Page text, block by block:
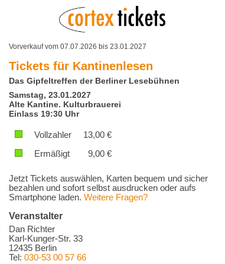
Vorverkauf vom 07.07.2026 bis 23.01.2027
Tickets für Kantinenlesen
Das Gipfeltreffen der Berliner Lesebühnen
Samstag, 23.01.2027
Alte Kantine. Kulturbrauerei
Einlass 19:30 Uhr
Vollzahler 13,00 €
Ermäßigt
9,00 €
Jetzt Tickets auswählen, Karten bequem und sicher
bezahlen und sofort selbst ausdrucken oder aufs
Smartphone laden. Weitere Fragen?
Veranstalter
Dan Richter
Karl-Kunger-Str. 33
12435 Berlin
Tel: 030-53 00 57 66